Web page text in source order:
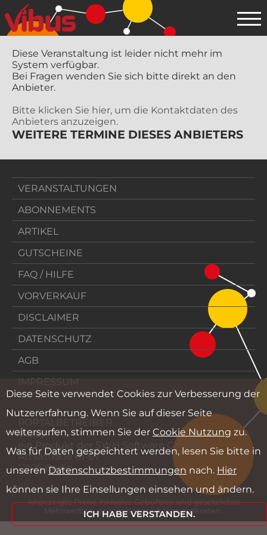
Diese Seite verwendet Cookies zur Verbesserung der
Nutzererfahrung. Wenn Sie auf dieser Seite
weitersurfen, stimmen Sie der Cookie Nutzung zu.
Was für Daten gespeichtert werden, lesen Sie bitte in
unseren Datenschutzbestimmungen nach. Hier
können sie Ihre Einsellungen einsehen und ändern.
ICH HABE VERSTANDEN.
Diese Veranstaltung ist leider nicht mehr im
System verfügbar.
Bei Fragen wenden Sie sich bitte direkt an den
Anbieter.
Bitte klicken Sie hier, um die Kontaktdaten des
Anbieters anzuzeigen.
WEITERE TERMINE DIESES ANBIETERS
VERANSTALTUNGEN
ABONNEMENTS
ARTIKEL
GUTSCHEINE
FAQ / HILFE
VORVERKAUF
DISCLAIMER
DATENSCHUTZ
AGB
IMPRESSUM
PORTALBETREIBER
Vibus
ein Produkt der SWH Software GmbH
Attilastraße 61-67
12105 Berlin
Angezeigte Preise inklusive Gebühren und gesetzlicher
Mehrwertsteuer zzgl. Service & Versandkosten.